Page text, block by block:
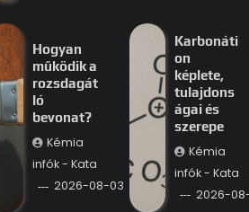
Hogyan
működik a
rozsdagát
ló
bevonat?
Kémia
infók - Kata
2026-08-03
Karbonáti
on
képlete,
tulajdons
ágai és
szerepe
Kémia
infók - Kata
2026-